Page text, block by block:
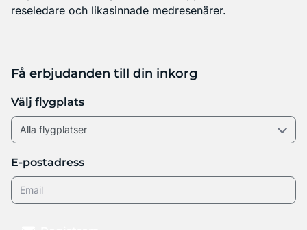
reseledare och likasinnade medresenärer.
Få erbjudanden till din inkorg
Välj flygplats
E-postadress